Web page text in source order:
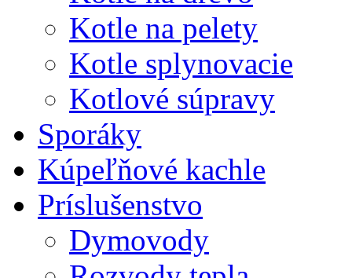
Kotle na pelety
Kotle splynovacie
Kotlové súpravy
Sporáky
Kúpeľňové kachle
Príslušenstvo
Dymovody